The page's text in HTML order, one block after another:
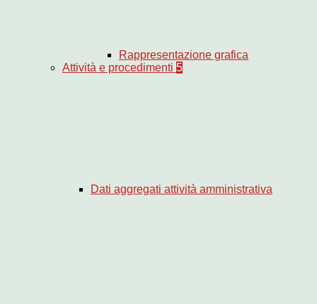
Rappresentazione grafica
Attività e procedimenti 5
Dati aggregati attività amministrativa